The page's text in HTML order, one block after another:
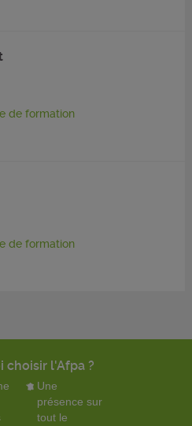
de formation
de formation
choisir l'Afpa ?
Une
présence sur
tout le